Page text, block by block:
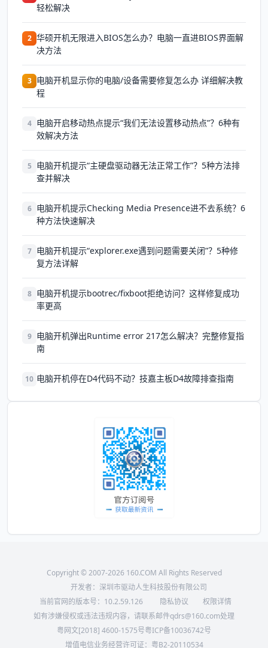
轻松解决
2 华硕开机无限进入BIOS怎么办？电脑一直进BIOS界面解
决方法
3 电脑开机显示你的电脑/设备需要修复怎么办 详细解决教
程
4 电脑开启移动热点提示“我们无法设置移动热点”？6种有
效解决方法
5 电脑开机提示“主硬盘驱动器无法正常工作”？5种方法排
查并解决
6 电脑开机提示Checking Media Presence进不去系统？6
种方法快速解决
7 电脑开机提示“explorer.exe遇到问题需要关闭”？5种修
复方法详解
8 电脑开机提示bootrec/fixboot拒绝访问？这样修复成功
率更高
9 电脑开机弹出Runtime error 217怎么解决？完整修复指
南
10 电脑开机停在D4代码不动？技嘉主板D4故障排查指南
Copyright © 2007-2026 160.COM All Rights Reserved
开发者：深圳市驱动人生科技股份有限公司
当前官网的版本号： 10.2.59.126 隐私协议
权限详情
如有涉嫌侵权或违法违规内容，请联系邮件qdrs@160.com处理
粤网文[2018] 4600-1575号粤ICP备10036742号
增值电信业务经营许可证：粤B2-20110534